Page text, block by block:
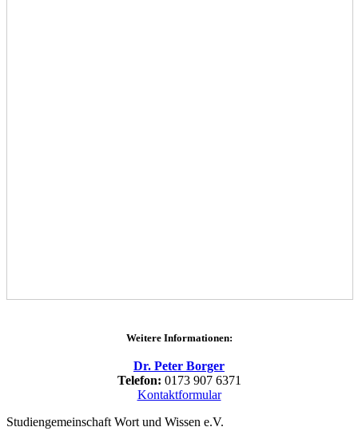
Weitere Informationen:
Dr. Peter Borger
Telefon: 0173 907 6371
Kontaktformular
Studiengemeinschaft Wort und Wissen e.V.